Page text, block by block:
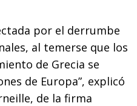
por el derrumbe
al temerse que los
de Grecia se
de Europa”, explicó
de la firma